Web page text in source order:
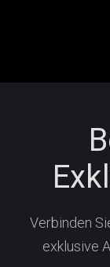
Verbinden
exklusive